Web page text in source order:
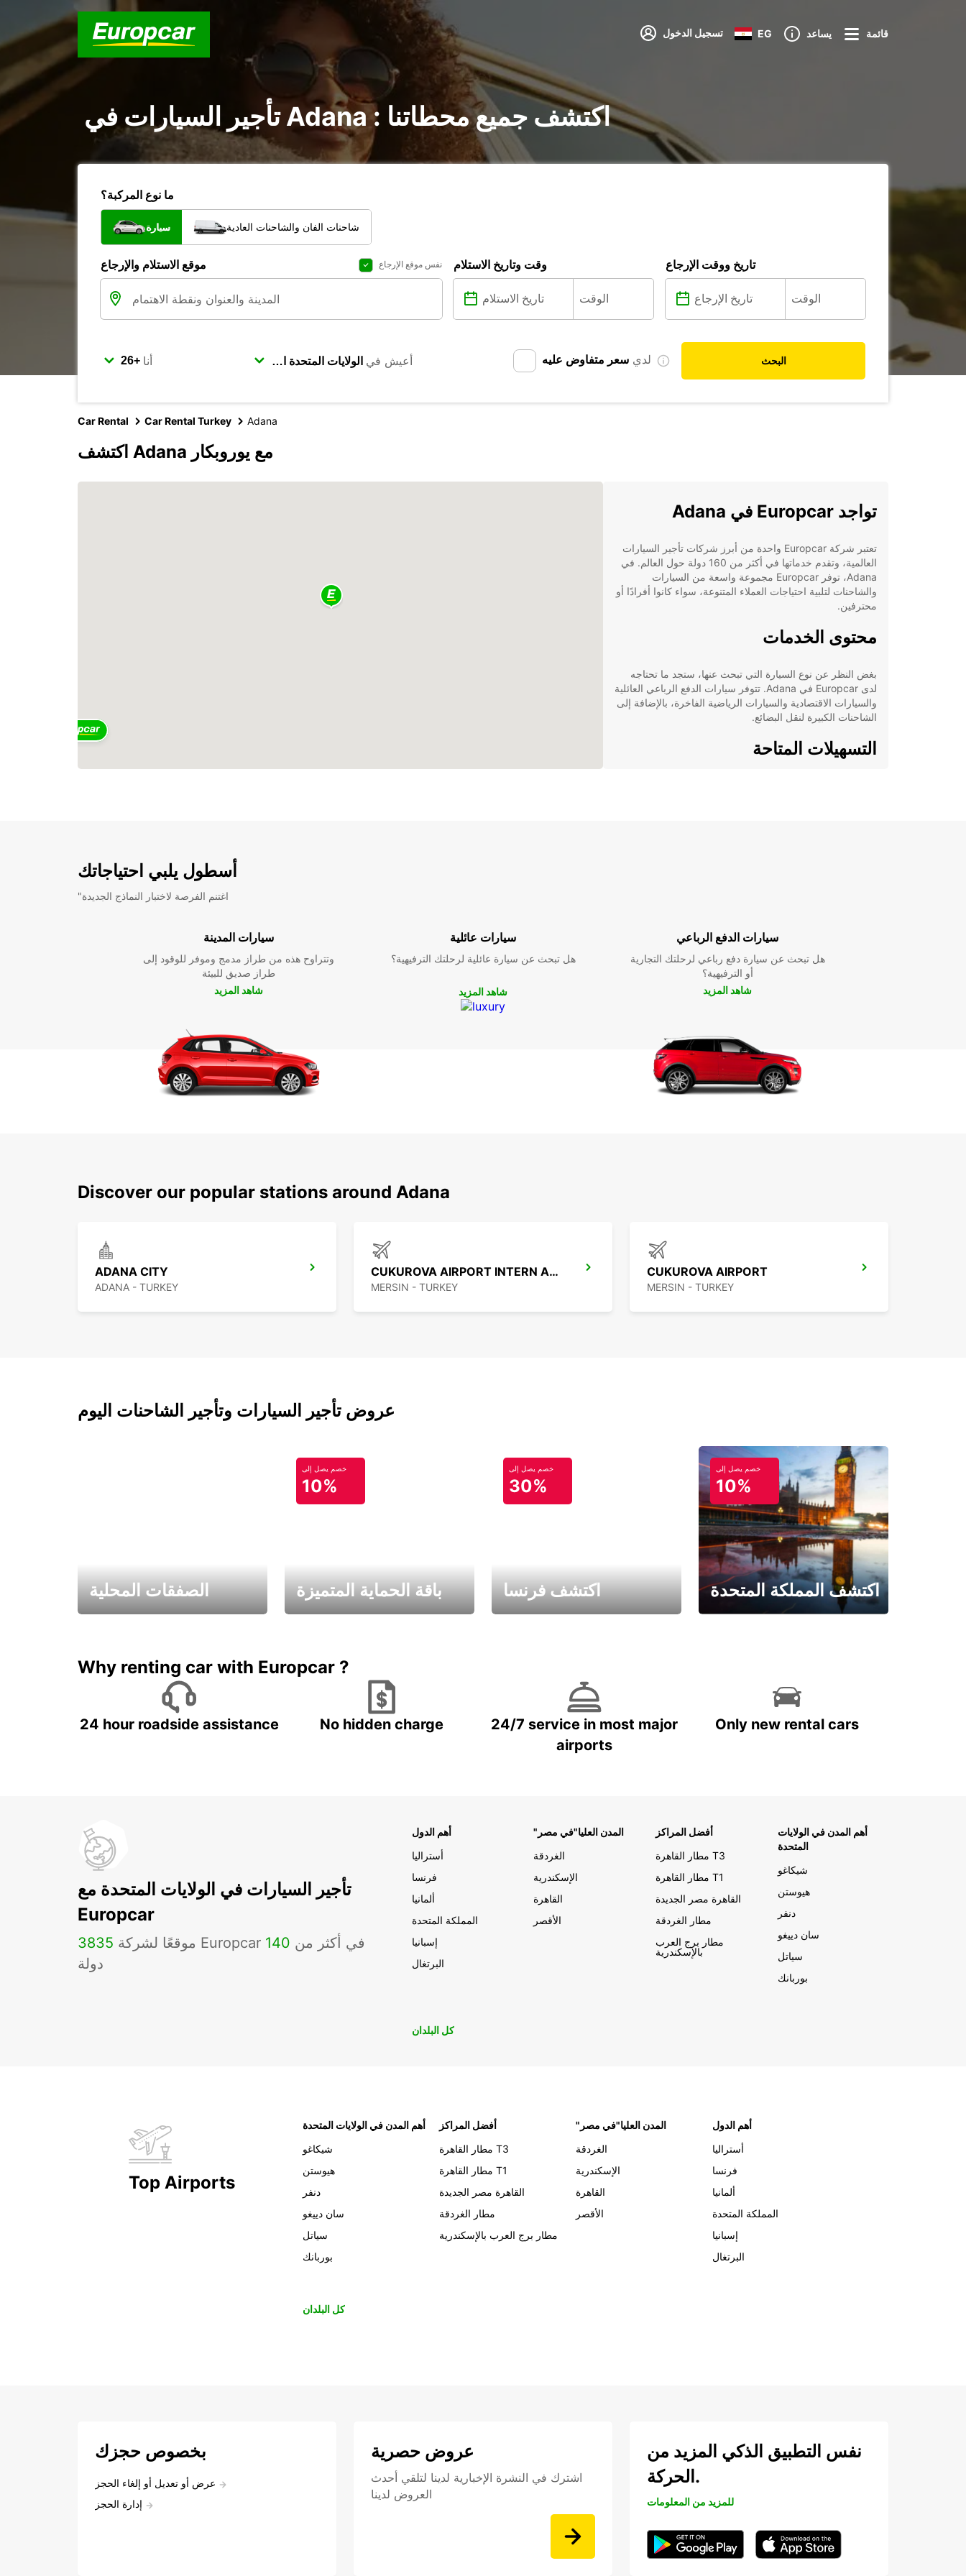
تسجيل الدخول EG يساعد قائمة
تأجير السيارات في Adana : اكتشف جميع محطاتنا
ما نوع المركبة؟
سيارة شاحنات الفان والشاحنات العادية
موقع الاستلام والإرجاع نفس موقع الإرجاع وقت وتاريخ الاستلام تاريخ ووقت الإرجاع
أنا أعيش في لدي سعر متفاوض عليه البحث
Car Rental Car Rental Turkey Adana
اكتشف Adana مع يوروبكار
تواجد Europcar في Adana
تعتبر شركة Europcar واحدة من أبرز شركات تأجير السيارات
العالمية، وتقدم خدماتها في أكثر من 160 دولة حول العالم. في
Adana، توفر Europcar مجموعة واسعة من السيارات
والشاحنات لتلبية احتياجات العملاء المتنوعة، سواء كانوا أفرادًا أو
محترفين.
محتوى الخدمات
بغض النظر عن نوع السيارة التي تبحث عنها، ستجد ما تحتاجه
لدى Europcar في Adana. تتوفر سيارات الدفع الرباعي العائلية
والسيارات الاقتصادية والسيارات الرياضية الفاخرة، بالإضافة إلى
الشاحنات الكبيرة لنقل البضائع.
التسهيلات المتاحة
باختيار Europcar في Adana، يمكنك الاستفادة من تشكيلة
تخطط لرحلة عائلية أو رحلة عمل، ستجد السيارة المناسبة لك
أسطول يلبي احتياجاتك
"اغتنم الفرصة لاختبار النماذج الجديدة
سيارات المدينة
وتتراوح هذه من طراز مدمج وموفر للوقود إلى
طراز صديق للبيئة
شاهد المزيد
سيارات عائلية
هل تبحث عن سيارة عائلية لرحلتك الترفيهية؟
شاهد المزيد
سيارات الدفع الرباعي
هل تبحث عن سيارة دفع رباعي لرحلتك التجارية
أو الترفيهية؟
شاهد المزيد
Discover our popular stations around Adana
ADANA CITY
ADANA - TURKEY
CUKUROVA AIRPORT INTERN ARRIVAL
MERSIN - TURKEY
CUKUROVA AIRPORT
MERSIN - TURKEY
عروض تأجير السيارات وتأجير الشاحنات اليوم
الصفقات المحلية
خصم يصل إلى
10%
باقة الحماية المتميزة
خصم يصل إلى
30%
اكتشف فرنسا
خصم يصل إلى
10%
اكتشف المملكة المتحدة
Why renting car with Europcar ?
24 hour roadside assistance No hidden charge
24/7 service in most major
airports
Only new rental cars
تأجير السيارات في الولايات المتحدة مع
Europcar
3835 موقعًا لشركة Europcar في أكثر من 140
دولة
أهم الدول
أستراليا
فرنسا
ألمانيا
المملكة المتحدة
إسبانيا
البرتغال
"المدن العليا"في مصر
الغردقة
الإسكندرية
القاهرة
الأقصر
أفضل المراكز
مطار القاهرة T3
مطار القاهرة T1
القاهرة مصر الجديدة
مطار الغردقة
مطار برج العرب
بالإسكندرية
أهم المدن في الولايات
المتحدة
شيكاغو
هيوستن
دنفر
سان دييغو
سياتل
بوربانك
كل البلدان
Top Airports
أهم المدن في الولايات المتحدة
شيكاغو
هيوستن
دنفر
سان دييغو
سياتل
بوربانك
أفضل المراكز
مطار القاهرة T3
مطار القاهرة T1
القاهرة مصر الجديدة
مطار الغردقة
مطار برج العرب بالإسكندرية
"المدن العليا"في مصر
الغردقة
الإسكندرية
القاهرة
الأقصر
أهم الدول
أستراليا
فرنسا
ألمانيا
المملكة المتحدة
إسبانيا
البرتغال
كل البلدان
بخصوص حجزك
عرض أو تعديل أو إلغاء الحجز
إدارة الحجز
عروض حصرية
اشترك في النشرة الإخبارية لدينا لتلقي أحدث
العروض لدينا
نفس التطبيق الذكي المزيد من
الحركة.
للمزيد من المعلومات